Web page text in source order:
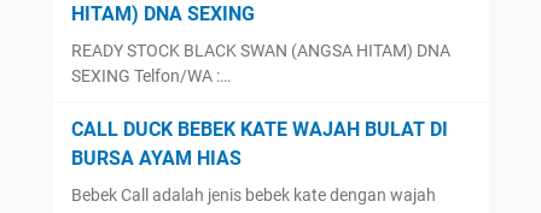
HITAM) DNA SEXING
READY STOCK BLACK SWAN (ANGSA HITAM) DNA
SEXING Telfon/WA :…
CALL DUCK BEBEK KATE WAJAH BULAT DI
BURSA AYAM HIAS
Bebek Call adalah jenis bebek kate dengan wajah